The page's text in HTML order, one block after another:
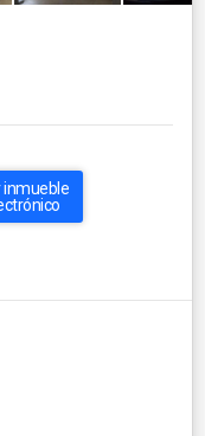
inmueble